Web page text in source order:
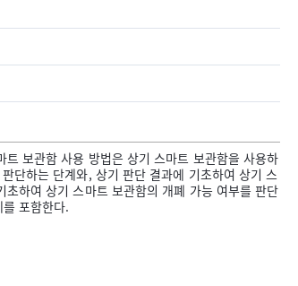
보관함 사용 방법은 상기 스마트 보관함을 사용하
단하는 단계와, 상기 판단 결과에 기초하여 상기 스
하여 상기 스마트 보관함의 개폐 가능 여부를 판단
포함한다.